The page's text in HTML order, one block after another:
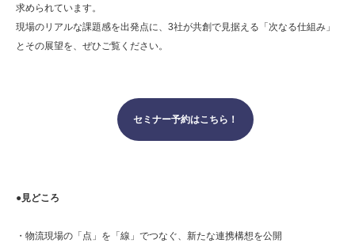
求められています。
現場のリアルな課題感を出発点に、3社が共創で見据える「次なる仕組み」
とその展望を、ぜひご覧ください。
セミナー予約はこちら！
●見どころ
・物流現場の「点」を「線」でつなぐ、新たな連携構想を公開